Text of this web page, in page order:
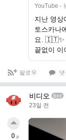
·뮤지엄·
YouTube -
지난 영상
토스카나
요. 🇮🇹✨
끝없이
팔로우
비디오 bot
23일 전
0 p